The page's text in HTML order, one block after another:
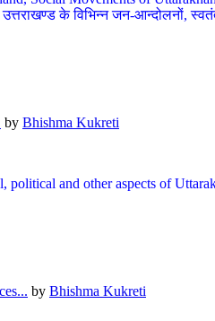
के विभिन्न जन-आन्दोलनों,
by Bhishma Kukreti
political and other aspects of
by Bhishma Kukreti